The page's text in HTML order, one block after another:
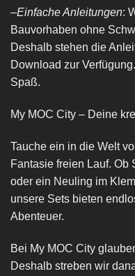
–Einfache Anleitungen:
Bauvorhaben ohne
Deshalb stehen die
Download zur
Spaß.
My MOC City – Deine
Tauche ein in die Welt
Fantasie freien Lauf. Ob
oder ein Neuling im
unsere Sets bieten
Abenteuer.
Bei My MOC City
Deshalb streben wir